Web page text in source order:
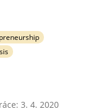
3. 4. 2020